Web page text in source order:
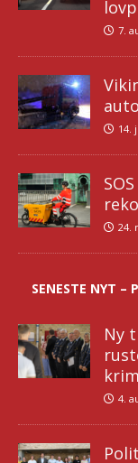
7.
14.
24.
SENESTE NYT –
Ny
4.